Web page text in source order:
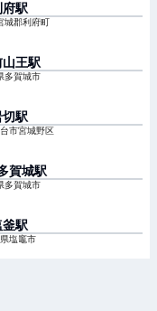
府駅
城郡利府町
山王駅
多賀城市
駅
市宮城野区
賀城駅
多賀城市
釜駅
塩竈市